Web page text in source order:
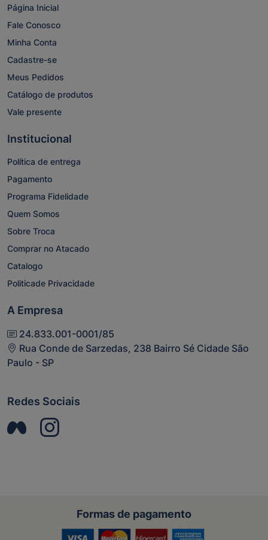
Página Inicial
Fale Conosco
Minha Conta
Cadastre-se
Meus Pedidos
Catálogo de produtos
Vale presente
Institucional
Política de entrega
Pagamento
Programa Fidelidade
Quem Somos
Sobre Troca
Comprar no Atacado
Catalogo
Politicade Privacidade
A Empresa
24.833.001-0001/85
Rua Conde de Sarzedas, 238 Bairro Sé Cidade São
Paulo - SP
Redes Sociais
Formas de pagamento